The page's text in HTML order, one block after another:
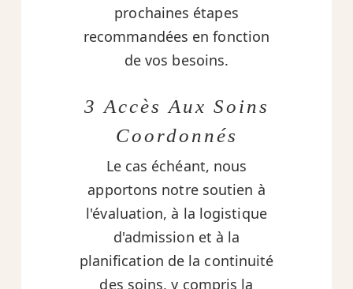
prochaines étapes
recommandées en fonction
de vos besoins.
3 Accès Aux Soins
Coordonnés
Le cas échéant, nous
apportons notre soutien à
l'évaluation, à la logistique
d'admission et à la
planification de la continuité
des soins, y compris la